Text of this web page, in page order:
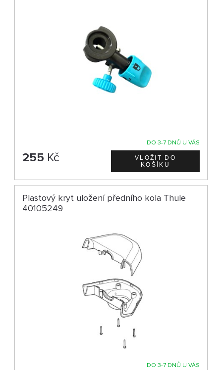
DO 3-7 DNŮ U VÁS
255 Kč
Plastový kryt uložení předního kola Thule
40105249
DO 3-7 DNŮ U VÁS